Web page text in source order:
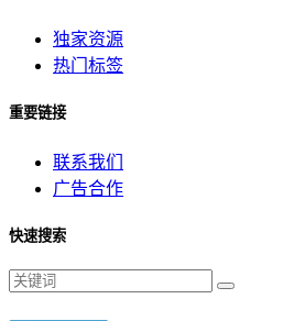
独家资源
热门标签
重要链接
联系我们
广告合作
快速搜索